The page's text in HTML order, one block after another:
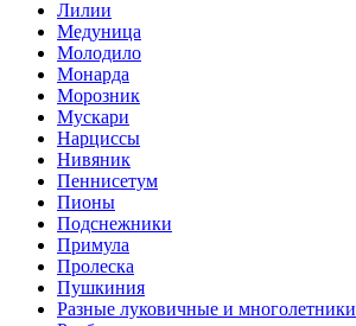
Лилии
Медуница
Молодило
Монарда
Морозник
Мускари
Нарциссы
Нивяник
Пеннисетум
Пионы
Подснежники
Примула
Пролеска
Пушкиния
Разные луковичные и многолетники